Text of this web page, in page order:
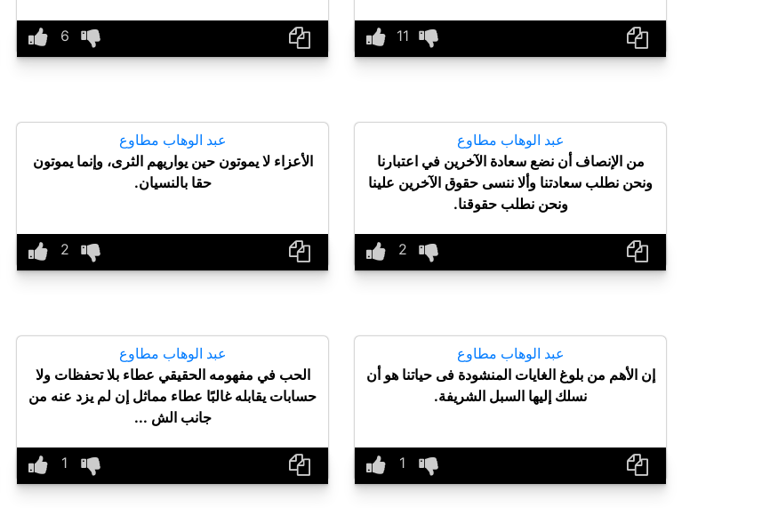
عبد الوهاب مطاوع
من الإنصاف أن نضع سعادة الآخرين في اعتبارنا
ونحن نطلب سعادتنا وألا ننسى حقوق الآخرين علينا
ونحن نطلب حقوقنا.
عبد الوهاب مطاوع
الأعزاء لا يموتون حين يواريهم الثرى، وإنما يموتون
حقا بالنسيان.
عبد الوهاب مطاوع
إن الأهم من بلوغ الغايات المنشودة فى حياتنا هو أن
نسلك إليها السبل الشريفة.
عبد الوهاب مطاوع
الحب في مفهومه الحقيقي عطاء بلا تحفظات ولا
حسابات يقابله غالبًا عطاء مماثل إن لم يزد عنه من
جانب الش ...